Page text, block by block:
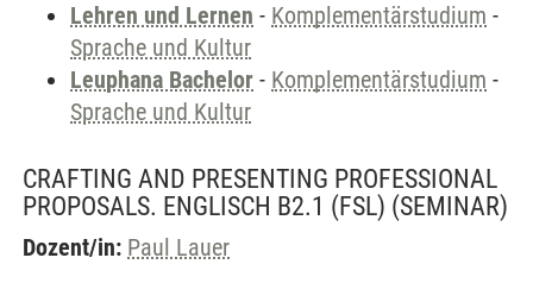
Lehren und Lernen - Komplementärstudium -
Sprache und Kultur
Leuphana Bachelor - Komplementärstudium -
Sprache und Kultur
CRAFTING AND PRESENTING PROFESSIONAL
PROPOSALS. ENGLISCH B2.1 (FSL) (SEMINAR)
Dozent/in: Paul Lauer